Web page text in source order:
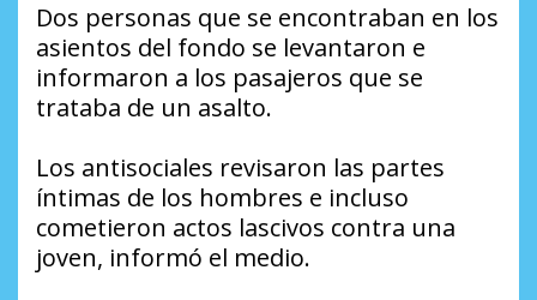
Dos personas que se encontraban en los
asientos del fondo se levantaron e
informaron a los pasajeros que se
trataba de un asalto.
Los antisociales revisaron las partes
íntimas de los hombres e incluso
cometieron actos lascivos contra una
joven, informó el medio.